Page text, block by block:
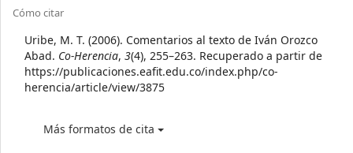
Article
Details
Cómo citar
Uribe, M. T. (2006). Comentarios al texto de Iván Orozco
Abad. Co-Herencia, 3(4), 255–263. Recuperado a partir de
https://publicaciones.eafit.edu.co/index.php/co-
herencia/article/view/3875
Más formatos de cita